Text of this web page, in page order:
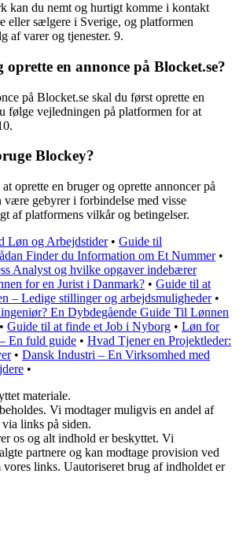
kan du nemt og hurtigt komme i kontakt
eller sælgere i Sverige, og platformen
af varer og tjenester. 9.
en annonce på Blocket.se?
på Blocket.se skal du først oprette en
følge vejledningen på platformen for at
Blockey?
oprette en bruger og oprette annoncer på
være gebyrer i forbindelse med visse
af platformens vilkår og betingelser.
Løn og Arbejdstider• Guide til
Finder du Information om Et Nummer•
Analyst og hvilke opgaver indebærer
for en Jurist i Danmark? • Guide til at
– Ledige stillinger og arbejdsmuligheder•
En Dybdegående Guide Til Lønnen
Guide til at finde et Job i Nyborg • Løn for
En fuld guide • Hvad Tjener en Projektleder:
• Dansk Industri – En Virksomhed med
•
materiale.
Vi modtager muligvis en andel af
links på siden.
os og alt indhold er beskyttet. Vi
partnere og kan modtage provision ved
vores links. Uautoriseret brug af indholdet er